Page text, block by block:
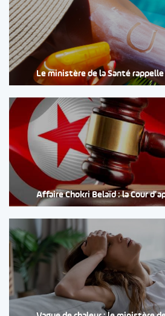
Le ministère de la Santé rappelle
Affaire Chokri Belaïd : la Cour